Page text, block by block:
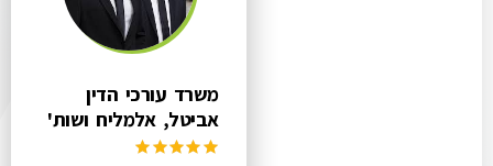
משרד עורכי הדין
אביטל, אלמליח ושות'